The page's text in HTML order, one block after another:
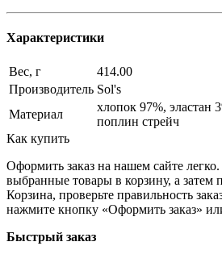
Характеристики
Вес, г
414.00
Производитель Sol's
Материал
хлопок 97%, эластан
поплин стрейч
Как купить
Оформить заказ на нашем сайте
выбранные товары в корзину, а затем
Корзина, проверьте правильность
нажмите кнопку «Оформить заказ»
Быстрый заказ